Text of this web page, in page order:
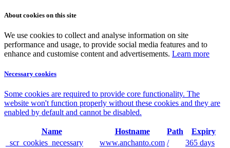
About cookies on this site
We use cookies to collect and analyse information on site
performance and usage, to provide social media features and to
enhance and customise content and advertisements. Learn more
Necessary cookies
Some cookies are required to provide core functionality. The
website won't function properly without these cookies and they are
enabled by default and cannot be disabled.
Name Hostname Path
Expiry
_scr_cookies_necessary
www.anchanto.com / 365 days